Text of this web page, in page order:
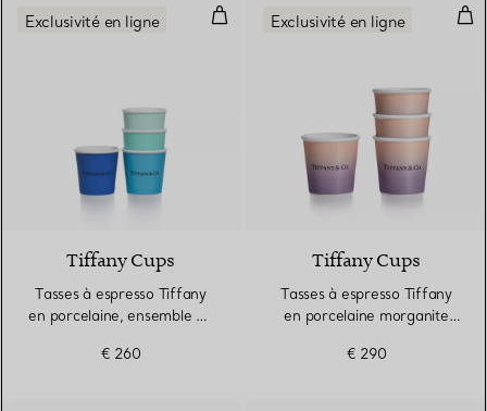
Tasses à espresso Tiffany en
5 Couleurs
Exclusivité en ligne
Tiffany Cups
Tasses à espresso Tiffany
en porcelaine, ensemble de
€ 260
Exclusivité en ligne
Tiffany Cups
Tasses à espresso Tiffany
en porcelaine morganite
€ 290